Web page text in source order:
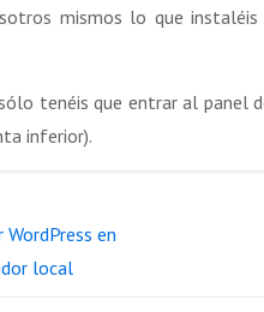
mismos lo que
tenéis que entrar al panel
inferior).